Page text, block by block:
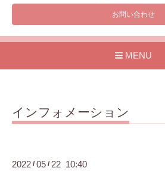
お問い合わせ
MENU
インフォメーション
2022 /05 / 22 10:40